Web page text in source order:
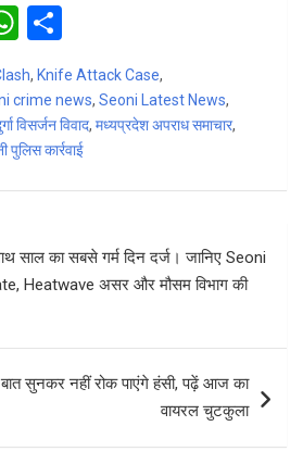
W
h
at
s
A
p
h
ar
e
, Knife Attack Case,
crime news, Seoni Latest News,
विसर्जन विवाद, मध्यप्रदेश अपराध समाचार,
पुलिस कार्रवाई
साल का सबसे गर्म दिन दर्ज। जानिए Seoni
Heatwave असर और मौसम विभाग की
सुनकर नहीं रोक पाएंगे हंसी, पढ़ें आज का
वायरल चुटकुला